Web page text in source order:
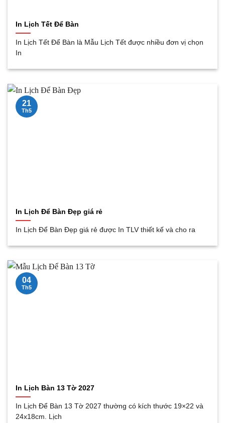
In Lịch Tết Để Bàn
In Lịch Tết Để Bàn là Mẫu Lịch Tết được nhiều đơn vị chọn
In
In Lịch Để Bàn Đẹp giá rẻ
In Lịch Để Bàn Đẹp giá rẻ được In TLV thiết kế và cho ra
21
Th5
In Lịch Bàn 13 Tờ 2027
In Lịch Để Bàn 13 Tờ 2027 thường có kích thước 19×22 và
24x18cm. Lịch
04
Th5